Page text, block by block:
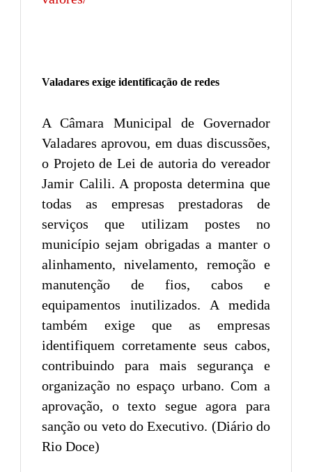
Valadares exige identificação de redes
A Câmara Municipal de Governador
Valadares aprovou, em duas discussões,
o Projeto de Lei de autoria do vereador
Jamir Calili. A proposta determina que
todas as empresas prestadoras de
serviços que utilizam postes no
município sejam obrigadas a manter o
alinhamento, nivelamento, remoção e
manutenção de fios, cabos e
equipamentos inutilizados. A medida
também exige que as empresas
identifiquem corretamente seus cabos,
contribuindo para mais segurança e
organização no espaço urbano. Com a
aprovação, o texto segue agora para
sanção ou veto do Executivo. (Diário do
Rio Doce)